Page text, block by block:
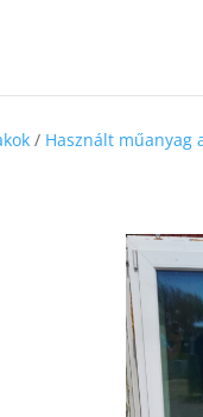
/ Használt műanyag